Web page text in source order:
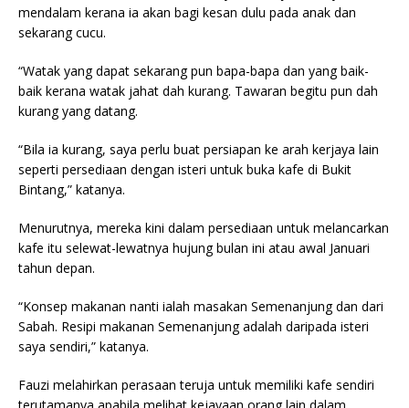
mendalam kerana ia akan bagi kesan dulu pada anak dan
sekarang cucu.
“Watak yang dapat sekarang pun bapa-bapa dan yang baik-
baik kerana watak jahat dah kurang. Tawaran begitu pun dah
kurang yang datang.
“Bila ia kurang, saya perlu buat persiapan ke arah kerjaya lain
seperti persediaan dengan isteri untuk buka kafe di Bukit
Bintang,” katanya.
Menurutnya, mereka kini dalam persediaan untuk melancarkan
kafe itu selewat-lewatnya hujung bulan ini atau awal Januari
tahun depan.
“Konsep makanan nanti ialah masakan Semenanjung dan dari
Sabah. Resipi makanan Semenanjung adalah daripada isteri
saya sendiri,” katanya.
Fauzi melahirkan perasaan teruja untuk memiliki kafe sendiri